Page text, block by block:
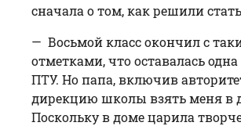
сначала о том, как решили
— Восьмой класс окончил с
отметками, что оставалась
ПТУ. Но папа, включив
дирекцию школы взять меня в
Поскольку в доме царила